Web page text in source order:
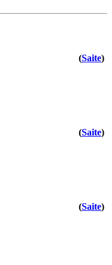
(Saite)
(Saite)
(Saite)